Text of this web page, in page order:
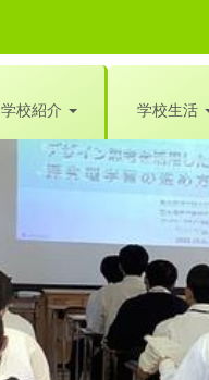
学校紹介 学校生活